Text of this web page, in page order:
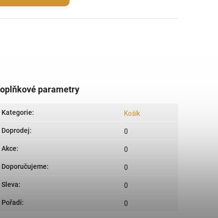
parametry
Kategorie: Košík
Doprodej: 0
Akce: 0
Doporučujeme: 0
Sleva: 0
Pořadí: 0